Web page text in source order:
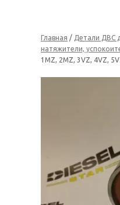
Главная / Детали ДВС
натяжители,
1MZ, 2MZ, 3VZ, 4VZ,